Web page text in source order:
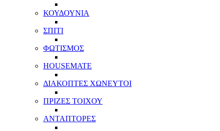
ΚΟΥΔΟΥΝΙΑ
ΣΠΙΤΙ
ΦΩΤΙΣΜΟΣ
HOUSEMATE
ΔΙΑΚΟΠΤΕΣ ΧΩΝΕΥΤΟΙ
ΠΡΙΖΕΣ ΤΟΙΧΟΥ
ΑΝΤΑΠΤΟΡΕΣ